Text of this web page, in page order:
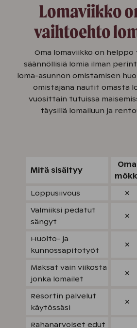
Lomaviikko
vaihtoehto
Oma lomaviikko on
säännöllisiä lomia ilman
loma-asunnon omistamisen
omistajana nautit omasta
vuosittain tutuissa
täysillä lomailuun ja
Mitä sisältyy
Oma
Loppusiivous
✕
Valmiiksi pedatut
sängyt
✕
Huolto- ja
kunnossapitotyöt
✕
Maksat vain viikosta
jonka lomailet
✕
Resortin palvelut
käytössäsi
✕
Rahanarvoiset edut